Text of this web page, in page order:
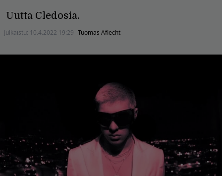
Uutta Cledosia.
Julkaistu: 10.4.2022 19:29 Tuomas Aflecht